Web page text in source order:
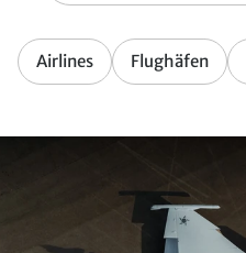
Airlines Flughäfen